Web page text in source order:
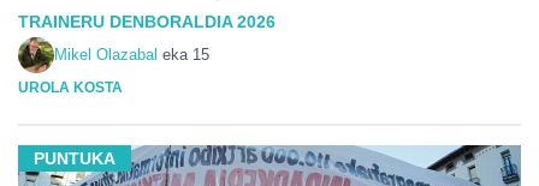
TRAINERU DENBORALDIA 2026
Mikel Olazabal eka 15
UROLA KOSTA
PUNTUKA